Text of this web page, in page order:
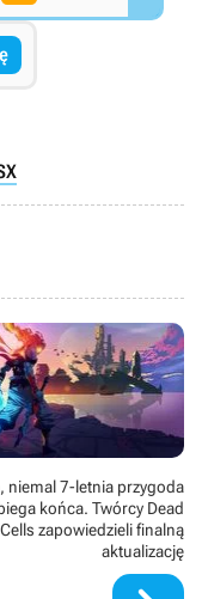
niemal 7-letnia przygoda
końca. Twórcy Dead
Cells zapowiedzieli finalną
aktualizację